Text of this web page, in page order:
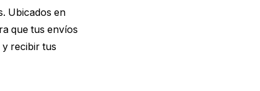
Ubicados en
que tus envíos
y recibir tus